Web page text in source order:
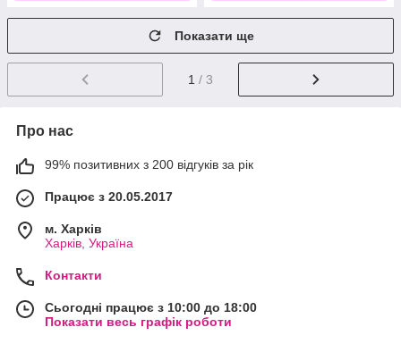
Показати ще
1 / 3
Про нас
99% позитивних з 200 відгуків за рік
Працює з 20.05.2017
м. Харків
Харків, Україна
Контакти
Сьогодні працює з 10:00 до 18:00
Показати весь графік роботи